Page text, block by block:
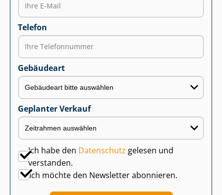
Telefon
Gebäudeart
Geplanter Verkauf
Ich habe den Datenschutz gelesen und
verstanden.
Ich möchte den Newsletter abonnieren.